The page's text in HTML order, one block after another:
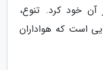
آن خود کرد. تنوع،
است که هواداران